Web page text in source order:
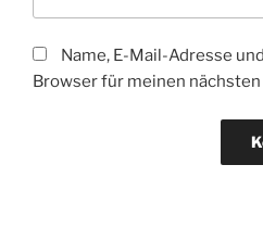
Name, E-Mail-Adresse
Browser für meinen